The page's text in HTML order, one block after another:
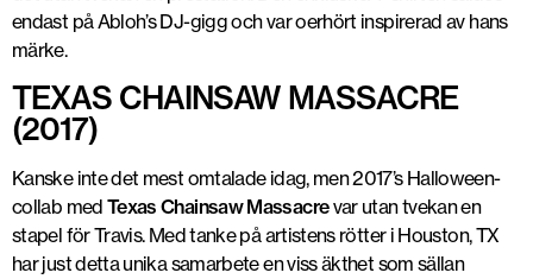
endast på Abloh’s DJ-gigg och var oerhört inspirerad av hans
märke.
TEXAS CHAINSAW MASSACRE
(2017)
Kanske inte det mest omtalade idag, men 2017’s Halloween-
collab med Texas Chainsaw Massacrevar utan tvekan en
stapel för Travis. Med tanke på artistens rötter i Houston, TX
har just detta unika samarbete en viss äkthet som sällan